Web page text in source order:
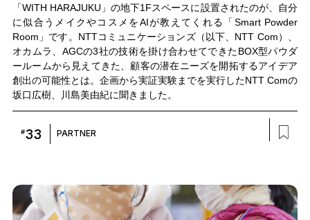
「WITH HARAJUKU」の地下1Fスペースに設置されたのが、自分
に似合うメイクやコスメをAIが教えてくれる「Smart Powder
Room」です。NTTコミュニケーションズ（以下、NTT Com）、
オカムラ、AGCの3社の技術を掛け合わせてできたBOX型パウダ
ールームから見えてきた、顧客の潜在ニーズを開拓するアイデア
創出の可能性とは。企画から実証実験までを実行したNTT Comの
坂口広樹、川島美由紀に聞きました。
#33 PARTNER